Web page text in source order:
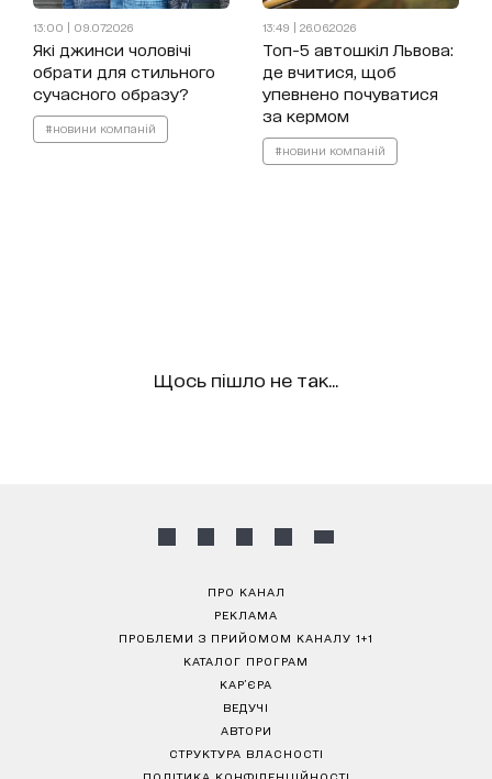
13:00 | 09.07.2026
Які джинси чоловічі
обрати для стильного
сучасного образу?
#новини компаній
13:49 | 26.06.2026
Топ-5 автошкіл Львова:
де вчитися, щоб
упевнено почуватися
за кермом
#новини компаній
Щось пішло не так...
ПРО КАНАЛ
РЕКЛАМА
ПРОБЛЕМИ З ПРИЙОМОМ КАНАЛУ 1+1
КАТАЛОГ ПРОГРАМ
КАР’ЄРА
ВЕДУЧІ
АВТОРИ
СТРУКТУРА ВЛАСНОСТІ
ПОЛІТИКА КОНФІДЕНЦІЙНОСТІ